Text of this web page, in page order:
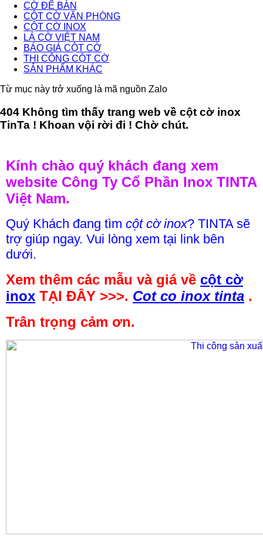
CỜ ĐỂ BÀN
CỘT CỜ VĂN PHÒNG
CỘT CỜ INOX
LÁ CỜ VIỆT NAM
BÁO GIÁ CỘT CỜ
THI CÔNG CỘT CỜ
SẢN PHẨM KHÁC
Từ mục này trở xuống là mã nguồn Zalo
404 Không tìm thấy trang web về cột cờ inox
TinTa ! Khoan vội rời đi ! Chờ chút.
Kính chào quý khách đang xem
website Công Ty Cổ Phần Inox TINTA
Việt Nam.
Quý Khách đang tìm cột cờ inox? TINTA sẽ
trợ giúp ngay. Vui lòng xem tại link bên
dưới.
Xem thêm các mẫu và giá về cột cờ
inox TẠI ĐÂY >>>. Cot co inox tinta .
Trân trọng cảm ơn.